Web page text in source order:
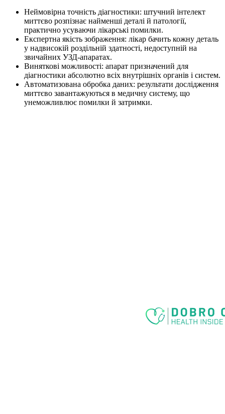
Неймовірна точність діагностики: штучний інтелект
миттєво розпізнає найменші деталі й патології,
практично усуваючи лікарські помилки.
Експертна якість зображення: лікар бачить кожну деталь
у надвисокій роздільній здатності, недоступній на
звичайних УЗД-апаратах.
Виняткові можливості: апарат призначений для
діагностики абсолютно всіх внутрішніх органів і систем.
Автоматизована обробка даних: результати дослідження
миттєво завантажуються в медичну систему, що
унеможливлює помилки й затримки.